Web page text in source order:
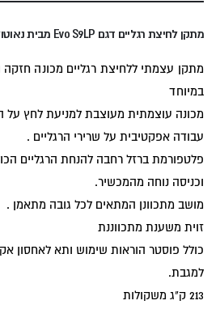
מתקן לחיצת רגליים דגם Evo S9LP מבית נאוטוליס
מתקן עצמתי ללחיצת רגליים מכונה
במיוחד
מכונה עוצמתית מעוצבת למניעת לחץ על
עבודה אפקטיבית על שרירי הרגליים .
פלטפורמת ברזל רחבה להנחת הרגליים
וכניסה נוחה מהמכשיר.
מושב מתכוונן המתאים לכל גובה מתאמן .
זוית משענת מתכווננת
כולל פוסטר הוראות שימוש ותא לאחסון
למגבת.
213 ק"ג משקולות